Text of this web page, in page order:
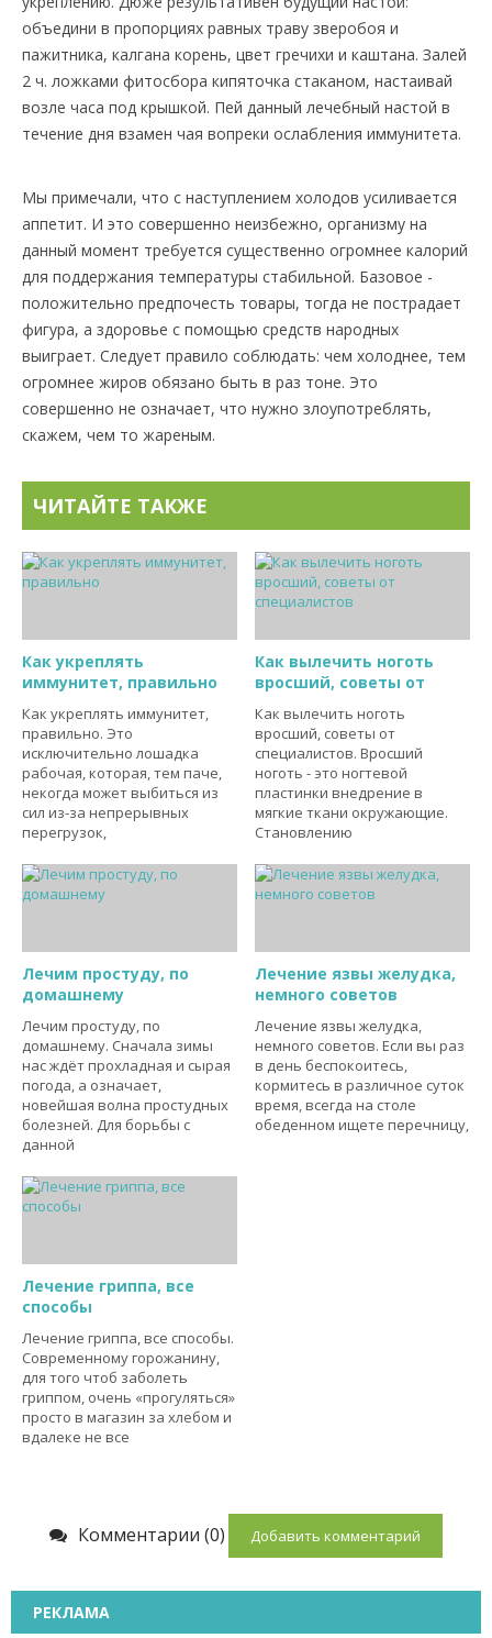
объедини в пропорциях равных траву зверобоя и
пажитника, калгана корень, цвет гречихи и каштана. Залей
2 ч. ложками фитосбора кипяточка стаканом, настаивай
возле часа под крышкой. Пей данный лечебный настой в
течение дня взамен чая вопреки ослабления иммунитета.
Мы примечали, что с наступлением холодов усиливается
аппетит. И это совершенно неизбежно, организму на
данный момент требуется существенно огромнее калорий
для поддержания температуры стабильной. Базовое -
положительно предпочесть товары, тогда не пострадает
фигура, а здоровье с помощью средств народных
выиграет. Следует правило соблюдать: чем холоднее, тем
огромнее жиров обязано быть в раз тоне. Это
совершенно не означает, что нужно злоупотреблять,
скажем, чем то жареным.
ЧИТАЙТЕ ТАКЖЕ
Как укреплять
иммунитет, правильно
Как укреплять иммунитет,
правильно. Это
исключительно лошадка
рабочая, которая, тем паче,
некогда может выбиться из
сил из-за непрерывных
перегрузок,
Как вылечить ноготь
вросший, советы от
Как вылечить ноготь
вросший, советы от
специалистов. Вросший
ноготь - это ногтевой
пластинки внедрение в
мягкие ткани окружающие.
Становлению
Лечим простуду, по
домашнему
Лечим простуду, по
домашнему. Сначала зимы
нас ждёт прохладная и сырая
погода, а означает,
новейшая волна простудных
болезней. Для борьбы с
данной
Лечение язвы желудка,
немного советов
Лечение язвы желудка,
немного советов. Если вы раз
в день беспокоитесь,
кормитесь в различное суток
время, всегда на столе
обеденном ищете перечницу,
Лечение гриппа, все
способы
Лечение гриппа, все способы.
Современному горожанину,
для того чтоб заболеть
гриппом, очень «прогуляться»
просто в магазин за хлебом и
вдалеке не все
Комментарии (0) Добавить комментарий
РЕКЛАМА